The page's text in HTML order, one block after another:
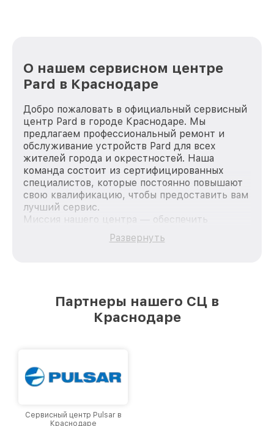
О нашем сервисном центре
Pard в Краснодаре
Добро пожаловать в официальный сервисный
центр Pard в городе Краснодаре. Мы
предлагаем профессиональный ремонт и
обслуживание устройств Pard для всех
жителей города и окрестностей. Наша
команда состоит из сертифицированных
специалистов, которые постоянно повышают
свою квалификацию, чтобы предоставить вам
лучший сервис.
Миссия нашего центра — обеспечить
качественный и доступный ремонт для
каждого пользователя продукции Pard, вне
лучшим сервисным центром Pard в городе
Краснодаре, постоянно повышая уровень
Развернуть
Партнеры нашего СЦ в
Краснодаре
Сервисный центр Pulsar в
Краснодаре